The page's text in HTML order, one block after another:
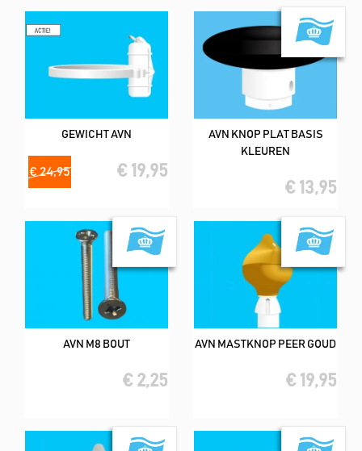
GEWICHT AVN
€ 24,95 € 19,95
AVN KNOP PLAT BASIS
KLEUREN
€ 13,95
AVN M8 BOUT
€ 2,25
AVN MASTKNOP PEER GOUD
€ 19,95